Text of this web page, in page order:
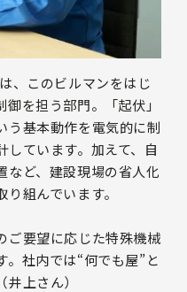
、このビルマンをはじ
を担う部門。「起伏」
う基本動作を電気的に制
ています。加えて、自
など、建設現場の省人化
組んでいます。
ご要望に応じた特殊機械
。社内では“何でも屋”と
上さん）